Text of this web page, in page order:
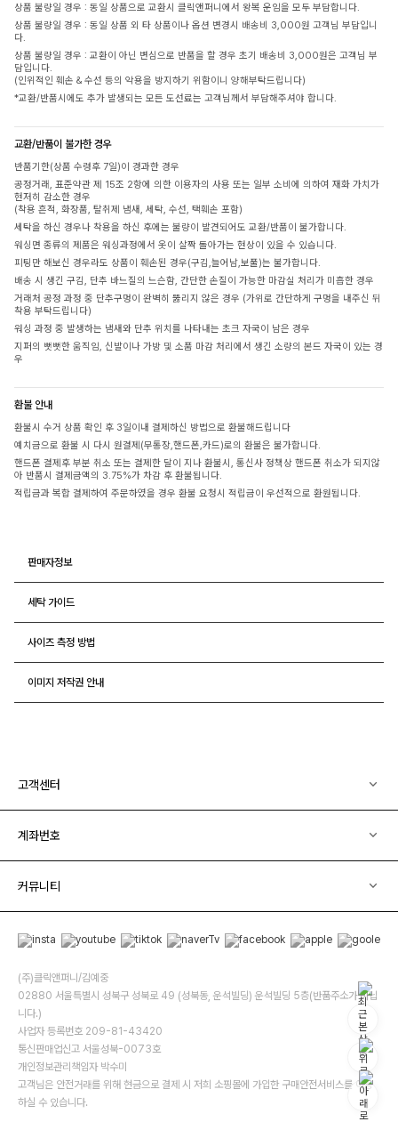
상품 불량일 경우 : 동일 상품으로 교환시 클릭앤퍼니에서 왕복 운임을 모두 부담합니다.
상품 불량일 경우 : 동일 상품 외 타 상품이나 옵션 변경시 배송비 3,000원 고객님 부담입니
다.
상품 불량일 경우 : 교환이 아닌 변심으로 반품을 할 경우 초기 배송비 3,000원은 고객님 부
담입니다.
(인위적인 훼손 & 수선 등의 악용을 방지하기 위함이니 양해부탁드립니다)
*교환/반품시에도 추가 발생되는 모든 도선료는 고객님께서 부담해주셔야 합니다.
교환/반품이 불가한 경우
반품기한(상품 수령후 7일)이 경과한 경우
공정거래, 표준약관 제 15조 2항에 의한 이용자의 사용 또는 일부 소비에 의하여 재화 가치가
현저히 감소한 경우
(착용 흔적, 화장품, 탈취제 냄새, 세탁, 수선, 택훼손 포함)
세탁을 하신 경우나 착용을 하신 후에는 불량이 발견되어도 교환/반품이 불가합니다.
워싱면 종류의 제품은 워싱과정에서 옷이 살짝 돌아가는 현상이 있을 수 있습니다.
피팅만 해보신 경우라도 상품이 훼손된 경우(구김,늘어남,보풀)는 불가합니다.
배송 시 생긴 구김, 단추 바느질의 느슨함, 간단한 손질이 가능한 마감실 처리가 미흡한 경우
거래처 공정 과정 중 단추구멍이 완벽히 뚫리지 않은 경우 (가위로 간단하게 구멍을 내주신 뒤
착용 부탁드립니다)
워싱 과정 중 발생하는 냄새와 단추 위치를 나타내는 초크 자국이 남은 경우
지퍼의 뻣뻣한 움직임, 신발이나 가방 및 소품 마감 처리에서 생긴 소량의 본드 자국이 있는 경
우
환불 안내
환불시 수거 상품 확인 후 3일이내 결제하신 방법으로 환불해드립니다
예치금으로 환불 시 다시 원결제(무통장,핸드폰,카드)로의 환불은 불가합니다.
핸드폰 결제후 부분 취소 또는 결제한 달이 지나 환불시, 통신사 정책상 핸드폰 취소가 되지않
아 반품시 결제금액의 3.75%가 차감 후 환불됩니다.
적립금과 복합 결제하여 주문하였을 경우 환불 요청시 적립금이 우선적으로 환원됩니다.
판매자정보
세탁 가이드
사이즈 측정 방법
이미지 저작권 안내
고객센터
계좌번호
커뮤니티
(주)클릭앤퍼니/김예중
02880 서울특별시 성북구 성북로 49 (성북동, 운석빌딩) 운석빌딩 5층(반품주소가 아닙
니다.)
사업자 등록번호 209-81-43420
통신판매업신고 서울성북-0073호
개인정보관리책임자 박수미
고객님은 안전거래를 위해 현금으로 결제 시 저희 소핑몰에 가입한 구매안전서비스를 이용
하실 수 있습니다.